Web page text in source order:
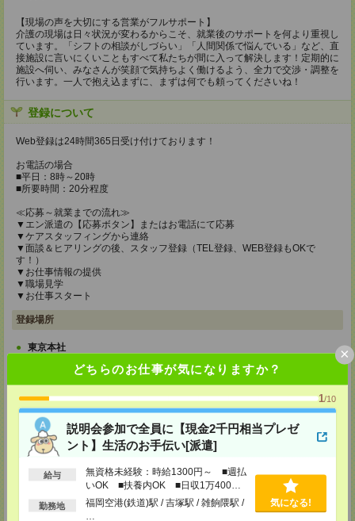
どちらのお仕事が気になりますか？
1/10
説明会参加で全員に【現金2千円相当プレゼ
ント】生活のお手伝い[派遣]
給与
無資格未経験：時給1300円～ ■週払
いOK ■扶養内OK ■日収1万400円
以上
勤務地
福岡空港(鉄道)駅 / 吉塚駅 / 雑餉隈駅 /
気になる!
×
【現場の声を大切にする営業がフルサポート】
介護の現場は日々状況が変わるからこそ、就業後のサポートを何より重視し
ています。「シフトの相談がしづらい」「人間関係で悩んでいる」など、直
接施設に言いにくいこともすべて私たちが間に入って解決します！定期的に
施設へ伺い、みなさんが笑顔で気持ちよく働けるよう、全力で交渉・調整を
行います。一人で抱え込まずに、まずは何でも頼ってくださいね！
登録について
Web登録は24時間365日受け付けております！
お電話の場合
■平日：8時～20時
■所要時間：20分程度
≪応募～就業までの流れ≫
▼エン派遣の【応募ボタン】またはお電話にて応募
▼ケアスタッフィングから連絡
▼面談＆ヒアリングの後、スタッフ登録（TEL登録、WEB登録もOKで
す！）
▼お仕事情報の提供
▼職場見学
▼お仕事スタート
登録場所
東京本社
〒101-0034 東京都千代田区神田東紺屋町２８－１ VORT神田2 7F
TEL：0120-936-286
担当：担当者
熊本支店
〒860-0805 熊本県熊本市中央区桜町2-37 錦桜町ビル8F-A
TEL：0120-936-286
担当：担当者
北九州支店
〒802-0005 福岡県北九州市小倉北区堺町２－１－１ 角田ビル小倉 ７０７
TEL：0120-936-286